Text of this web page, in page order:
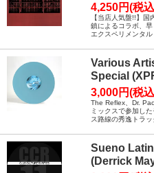
4,250円(税
【当店人気盤!!】
鎮によるコラボ、
エクスペリメンタル
Various
Special
3,000円(税
The Reflex、Dr.
ミックスで参加し
ス路線の秀逸トラ
Sueno
(Derrick